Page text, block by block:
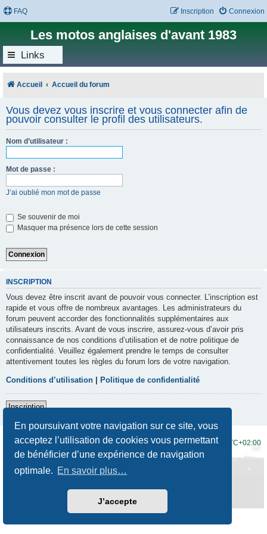
En poursuivant votre navigation sur ce site, vous
acceptez l’utilisation de cookies vous permettant
de bénéficier d’une expérience de navigation
optimale. En savoir plus…
J’accepte
FAQ Connexion
Inscription
Les motos anglaises d'avant 1983
Links
Accueil Accueil du forum
Vous devez vous inscrire et vous connecter afin de
pouvoir consulter le profil des utilisateurs.
Nom d’utilisateur :
Mot de passe :
J’ai oublié mon mot de passe
Se souvenir de moi
Masquer ma présence lors de cette session
INSCRIPTION
Vous devez être inscrit avant de pouvoir vous connecter. L’inscription est
rapide et vous offre de nombreux avantages. Les administrateurs du
forum peuvent accorder des fonctionnalités supplémentaires aux
utilisateurs inscrits. Avant de vous inscrire, assurez-vous d’avoir pris
connaissance de nos conditions d’utilisation et de notre politique de
confidentialité. Veuillez également prendre le temps de consulter
attentivement toutes les règles du forum lors de votre navigation.
Conditions d’utilisation Politique de confidentialité
Inscription
Accueil du forum Fuseau horaire sur UTC+02:00
Traduction française officielle
Confidentialité